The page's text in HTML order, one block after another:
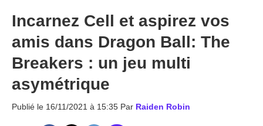
MGG
Incarnez Cell et aspirez vos
amis dans Dragon Ball: The
Breakers : un jeu multi
asymétrique
Publié le 16/11/2021 à 15:35 Par Raiden Robin